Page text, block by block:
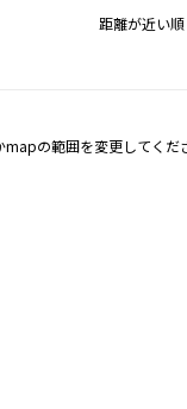
距離が近い順
の範囲を変更してくだ